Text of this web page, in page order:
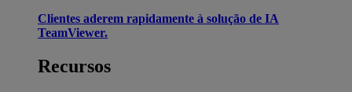
Clientes aderem rapidamente à solução de IA
TeamViewer.
Recursos